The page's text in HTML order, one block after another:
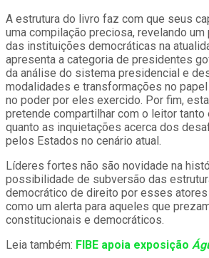
A estrutura do livro faz com que seus
uma compilação preciosa, revelando um
das instituições democráticas na
apresenta a categoria de presidentes
da análise do sistema presidencial e
modalidades e transformações no
no poder por eles exercido. Por fim,
pretende compartilhar com o leitor tanto
quanto as inquietações acerca dos
pelos Estados no cenário atual.
Líderes fortes não são novidade na
possibilidade de subversão das
democrático de direito por esses
como um alerta para aqueles que
constitucionais e democráticos.
Leia também: FIBE apoia exposição